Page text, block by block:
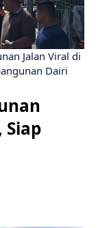
Jalan Viral di
Dairi
Siap